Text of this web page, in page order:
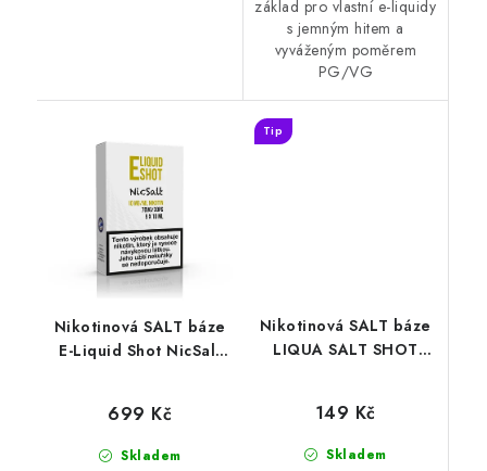
základ pro vlastní e-liquidy
s jemným hitem a
vyváženým poměrem
PG/VG
Nikotinová SALT báze
E-Liquid Shot NicSalt
Skladem
699 Kč
Nikotinová SALT báze
LIQUA SALT SHOT
Tip
Skladem
149 Kč